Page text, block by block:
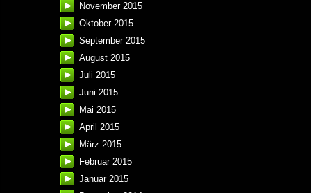
November 2015
Oktober 2015
September 2015
August 2015
Juli 2015
Juni 2015
Mai 2015
April 2015
März 2015
Februar 2015
Januar 2015